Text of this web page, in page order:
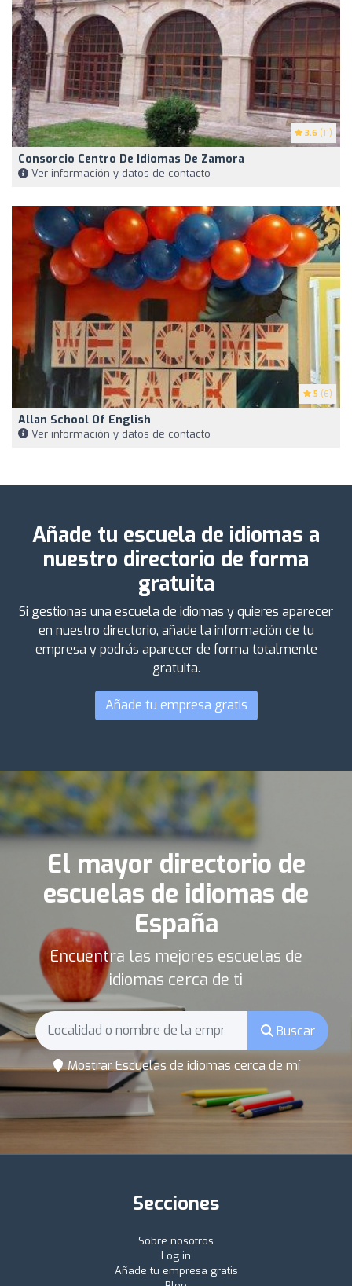
3.6 (11)
Consorcio Centro De Idiomas De Zamora
Ver información y datos de contacto
5 (6)
Allan School Of English
Ver información y datos de contacto
Añade tu escuela de idiomas a
nuestro directorio de forma
gratuita
Si gestionas una escuela de idiomas y quieres aparecer
en nuestro directorio, añade la información de tu
empresa y podrás aparecer de forma totalmente
gratuita.
Añade tu empresa gratis
El mayor directorio de
escuelas de idiomas de
España
Encuentra las mejores escuelas de
idiomas cerca de ti
Buscar
Mostrar Escuelas de idiomas cerca de mí
Secciones
Sobre nosotros
Log in
Añade tu empresa gratis